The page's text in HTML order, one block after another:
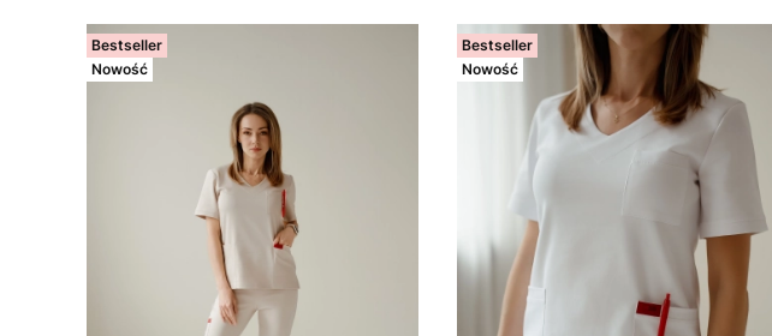
Bestseller
Nowość
Bestseller
Nowość